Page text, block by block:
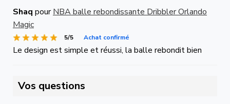
Shaq pourNBA balle rebondissante Dribbler Orlando
Magic
5/5 Achat confirmé
Le design est simple et réussi, la balle rebondit bien
Vos questions